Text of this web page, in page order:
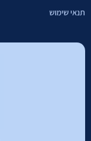
תנאי שימוש